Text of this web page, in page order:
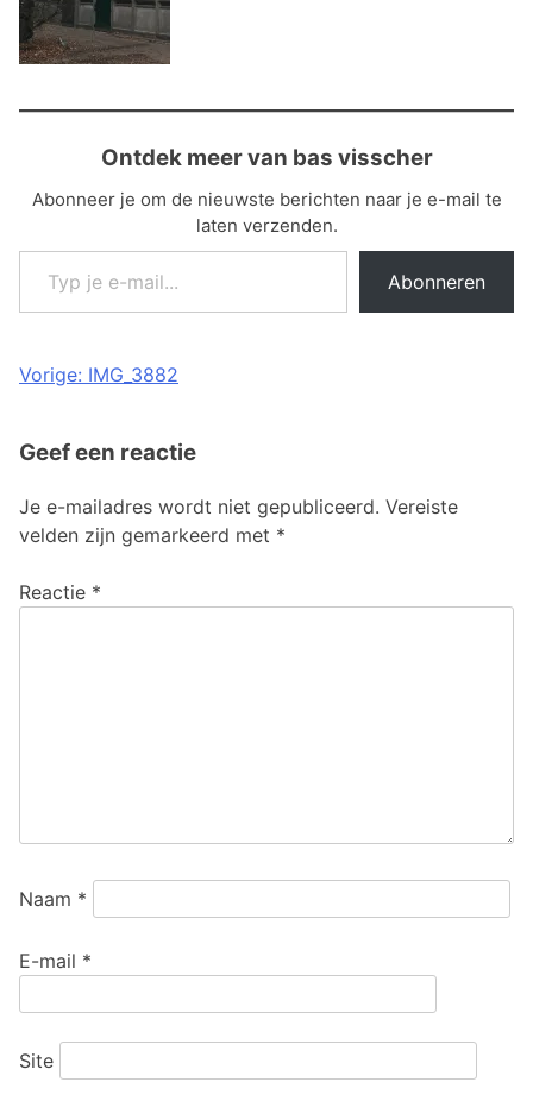
Ontdek meer van bas visscher
Abonneer je om de nieuwste berichten naar je e-mail te
laten verzenden.
Typ je e-mail...
Abonneren
Bericht
Vorige: IMG_3882
Geef een reactie
Je e-mailadres wordt niet gepubliceerd. Vereiste
velden zijn gemarkeerd met *
Reactie *
Naam *
E-mail *
Site